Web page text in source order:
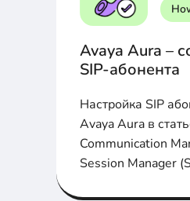
Avaya Aura –
SIP-абонента
Настройка SIP
Avaya Aura в
Communication
Session Manager